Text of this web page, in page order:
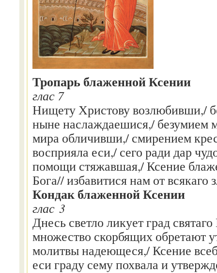
Тропарь блаженной Ксении
глас 7
Нищету Христову возлюбивши,/
ныне наслаждаешися,/ безумием
мира обличивши,/ смирением
восприяла еси,/ сего ради дар
помощи стяжавшая,/ Ксение
Бога// избавитися нам от всякаго
Кондак блаженной Ксении
глас 3
Днесь светло ликует град
множество скорбящих обретают
молитвы надеющеся,/ Ксение
еси граду сему похвала и